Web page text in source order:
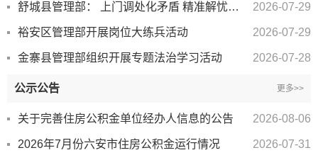
舒城县管理部： 上门调处化矛盾 精准解忧促和谐 2026-07-29
裕安区管理部开展岗位大练兵活动 2026-07-29
金寨县管理部组织开展专题法治学习活动 2026-07-28
公示公告 更多>>
关于完善住房公积金单位经办人信息的公告 2026-08-06
2026年7月份六安市住房公积金运行情况 2026-07-31